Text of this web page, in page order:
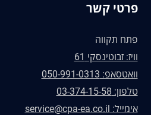
פרטי קשר
פתח תקווה
וויז: זבוטינסקי 61
וואטסאפ: 050-991-0313
טלפון: 03-374-15-58
אימייל: service@cpa-ea.co.il